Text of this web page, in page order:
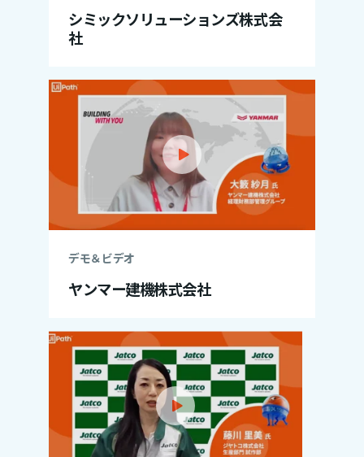
シミックソリューションズ株式会
社
デモ＆ビデオ
ヤンマー建機株式会社